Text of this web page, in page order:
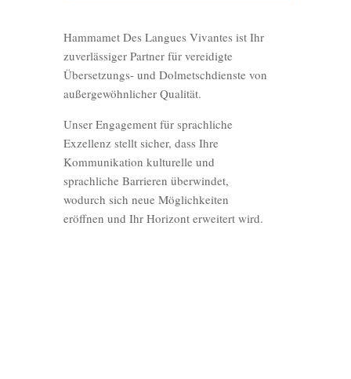
Hammamet Des Langues Vivantes ist Ihr
zuverlässiger Partner für vereidigte
Übersetzungs- und Dolmetschdienste von
außergewöhnlicher Qualität.
Unser Engagement für sprachliche
Exzellenz stellt sicher, dass Ihre
Kommunikation kulturelle und
sprachliche Barrieren überwindet,
wodurch sich neue Möglichkeiten
eröffnen und Ihr Horizont erweitert wird.